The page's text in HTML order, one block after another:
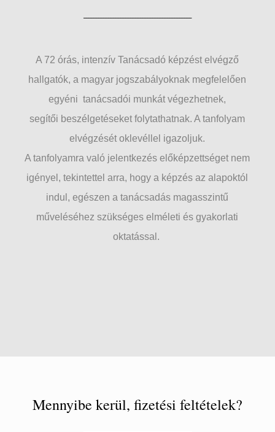
A 72 órás, intenzív Tanácsadó képzést elvégző
hallgatók, a magyar jogszabályoknak megfelelően
egyéni tanácsadói munkát végezhetnek,
segítői beszélgetéseket folytathatnak. A tanfolyam
elvégzését oklevéllel igazoljuk.
A tanfolyamra való jelentkezés előképzettséget nem
igényel, tekintettel arra, hogy a képzés az alapoktól
indul, egészen a tanácsadás magasszintű
műveléséhez szükséges elméleti és gyakorlati
oktatással.
Mennyibe kerül, fizetési feltételek?